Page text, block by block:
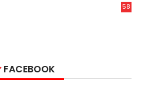
58
FACEBOOK